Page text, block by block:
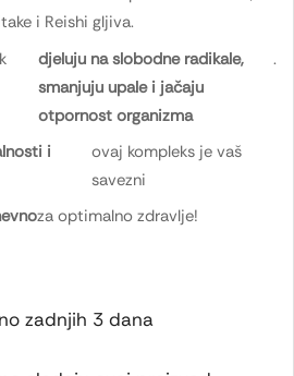
i Reishi gljiva.
djeluju na slobodne radikale,
smanjuju upale i jačaju
otpornost organizma
.
i
ovaj kompleks je vaš
savezni
za optimalno zdravlje!
zadnjih 3 dana